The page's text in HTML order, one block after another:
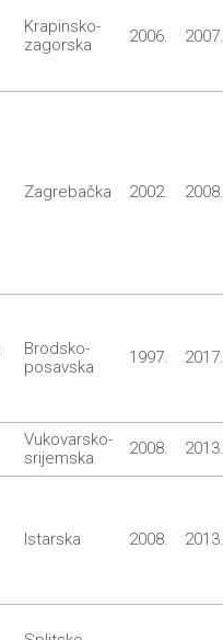
Krapinsko-
zagorska
2006. 2007.
Zagrebačka 2002. 2008.
Brodsko-
posavska
1997. 2017.
Vukovarsko-
srijemska
2008. 2013.
Istarska 2008. 2013.